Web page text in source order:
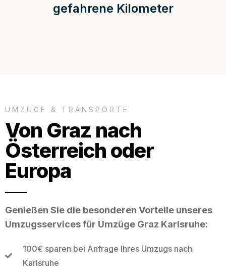
gefahrene Kilometer
UMZÜGE & TRANSPORTE
Von Graz nach
Österreich oder
Europa
Genießen Sie die besonderen Vorteile unseres
Umzugsservices für Umzüge Graz Karlsruhe:
100€ sparen bei Anfrage Ihres Umzugs nach
Karlsruhe